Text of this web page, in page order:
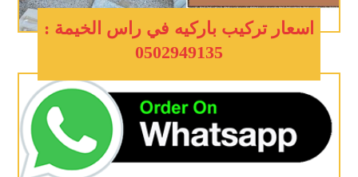
اسعار تركيب باركيه في راس الخيمة :
0502949135